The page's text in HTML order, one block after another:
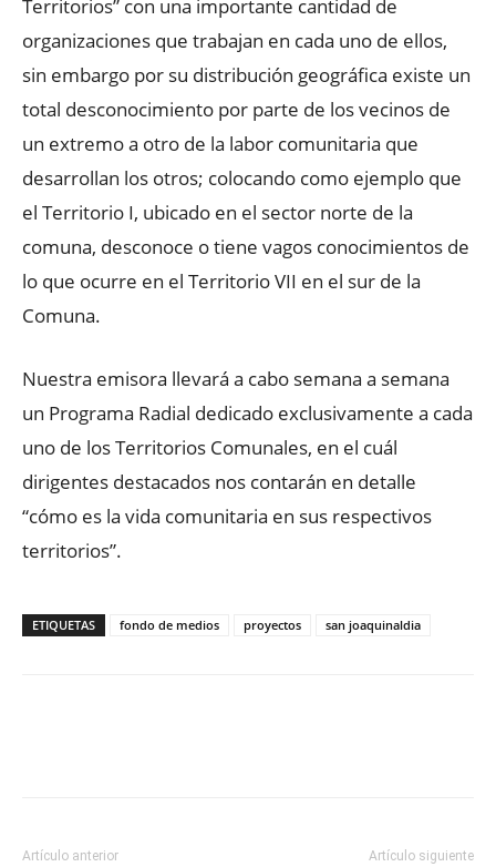
Territorios” con una importante cantidad de
organizaciones que trabajan en cada uno de ellos,
sin embargo por su distribución geográfica existe un
total desconocimiento por parte de los vecinos de
un extremo a otro de la labor comunitaria que
desarrollan los otros; colocando como ejemplo que
el Territorio I, ubicado en el sector norte de la
comuna, desconoce o tiene vagos conocimientos de
lo que ocurre en el Territorio VII en el sur de la
Comuna.
Nuestra emisora llevará a cabo semana a semana
un Programa Radial dedicado exclusivamente a cada
uno de los Territorios Comunales, en el cuál
dirigentes destacados nos contarán en detalle
“cómo es la vida comunitaria en sus respectivos
territorios”.
ETIQUETAS fondo de medios proyectos san joaquinaldia
Artículo anterior Artículo siguiente